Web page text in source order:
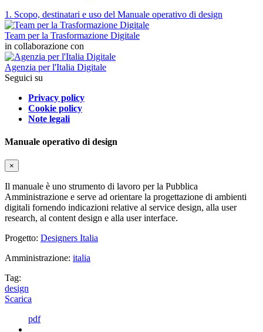
1. Scopo, destinatari e uso del Manuale operativo di design
Team per la Trasformazione Digitale
in collaborazione con
Agenzia per l'Italia Digitale
Seguici su
Privacy policy
Cookie policy
Note legali
Manuale operativo di design
×
Il manuale è uno strumento di lavoro per la Pubblica
Amministrazione e serve ad orientare la progettazione di ambienti
digitali fornendo indicazioni relative al service design, alla user
research, al content design e alla user interface.
Progetto: Designers Italia
Amministrazione: italia
Tag:
design
Scarica
pdf